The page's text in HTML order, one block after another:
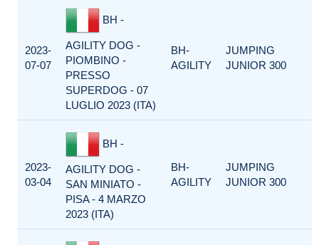
2023-
07-07
BH -
AGILITY DOG -
PIOMBINO -
PRESSO
SUPERDOG - 07
LUGLIO 2023 (ITA)
BH-
AGILITY
JUMPING
JUNIOR 300
2023-
03-04
BH -
AGILITY DOG -
SAN MINIATO -
PISA - 4 MARZO
2023 (ITA)
BH-
AGILITY
JUMPING
JUNIOR 300